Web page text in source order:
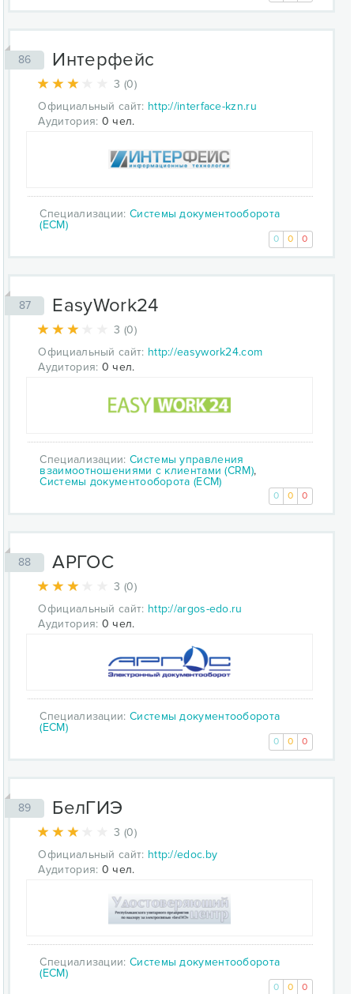
86 Интерфейс
3 (0)
Официальный сайт: http://interface-kzn.ru
Аудитория: 0 чел.
Специализации: Системы документооборота
(ECM)
0 0 0
87 EasyWork24
3 (0)
Официальный сайт: http://easywork24.com
Аудитория: 0 чел.
Специализации: Системы управления
взаимоотношениями с клиентами (CRM),
Системы документооборота (ECM)
0 0 0
88 АРГОС
3 (0)
Официальный сайт: http://argos-edo.ru
Аудитория: 0 чел.
Специализации: Системы документооборота
(ECM)
0 0 0
89 БелГИЭ
3 (0)
Официальный сайт: http://edoc.by
Аудитория: 0 чел.
Специализации: Системы документооборота
(ECM)
0 0 0